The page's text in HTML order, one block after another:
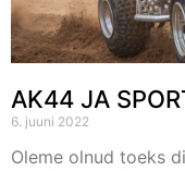
AK44 JA
6. juuni 2022
Oleme olnud toeks